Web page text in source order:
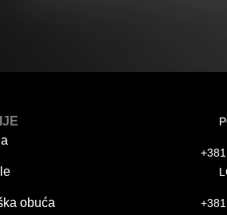
obuća